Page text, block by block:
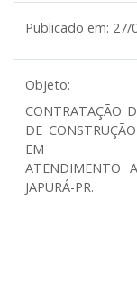
Publicado em: 27/
Objeto:
CONTRATAÇÃO
DE
EM
ATENDIMENTO
JAPURÁ-PR.